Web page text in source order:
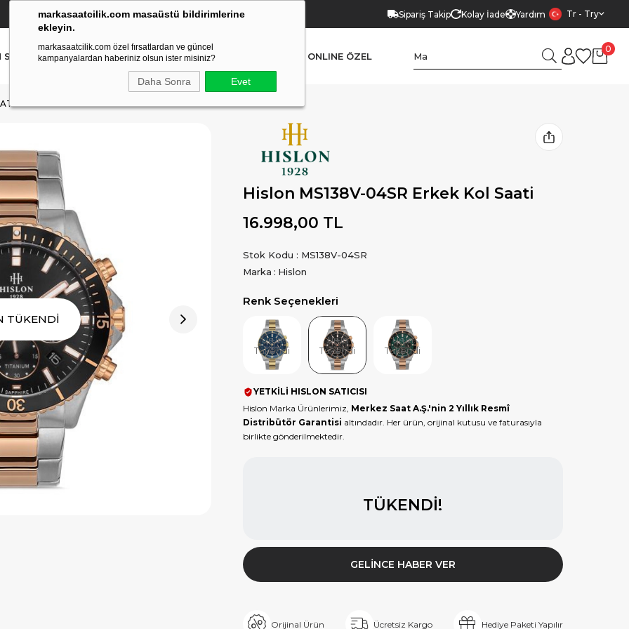
markasaatcilik.com masaüstü bildirimlerine
ekleyin.
markasaatcilik.com özel fırsatlardan ve güncel
kampanyalardan haberiniz olsun ister misiniz?
Daha Sonra Evet
YETKİLİ SATICI (Ücretsiz Kargo Ve İade) Sipariş Takip Kolay İade Yardım Tr - Try
ERKEK SAAT AKILLI SAAT ONLINE ÖZEL
0
TÜKENDİ
Hislon MS138V-04SR Erkek Kol Saati
16.998,00 TL
Stok Kodu
MS138V-04SR
Marka : Hislon
Renk Seçenekleri
Ürün
Tükendi
Ürün
Tükendi
Ürün
Tükendi
YETKİLİ HISLON SATICISI
Hislon Marka Ürünlerimiz, Merkez Saat A.Ş.'nin 2 Yıllık Resmî
Distribütör Garantisi altındadır. Her ürün, orijinal kutusu ve faturasıyla
birlikte gönderilmektedir.
TÜKENDI!
GELINCE HABER VER
Orijinal Ürün Ücretsiz Kargo Hediye Paketi Yapılır